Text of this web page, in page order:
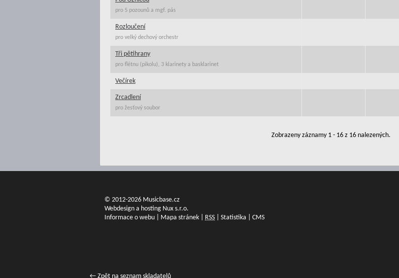
pro 5 pozounů a mgf. pás
Rozloučení
pro velký dechový orchestr
Tři pětihrany
pro flétnu (pikolu), 3 klarinety a basklarinet
Večírek
Zrcadlení
pro žesťový soubor
Zobrazeny záznamy 1 - 16 z 16 nalezených.
← Zpět na seznam skladatelů
© 2012-2026 Musicbase.cz
Webdesign a hosting Nux s.r.o.
Informace o webu
Mapa stránek RSS Statistika CMS